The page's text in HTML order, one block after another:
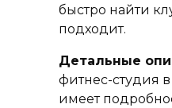
быстро найти
подходит.
Детальные
фитнес-студия
имеет